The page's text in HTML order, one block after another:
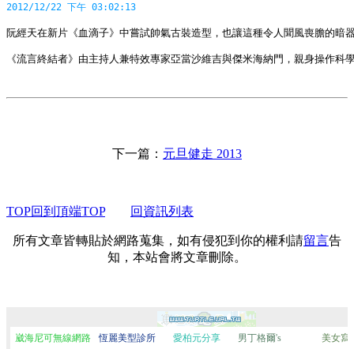
2012/12/22 下午 03:02:13
阮經天在新片《血滴子》中嘗試帥氣古裝造型，也讓這種令人聞風喪膽的
《流言終結者》由主持人兼特效專家亞當沙維吉與傑米海納門，親身操作
下一篇： 元旦健走 2013
TOP回到頂端TOP 回資訊列表
所有文章皆轉貼於網路蒐集，如有侵犯到你的權利請留言告
知，本站會將文章刪除。